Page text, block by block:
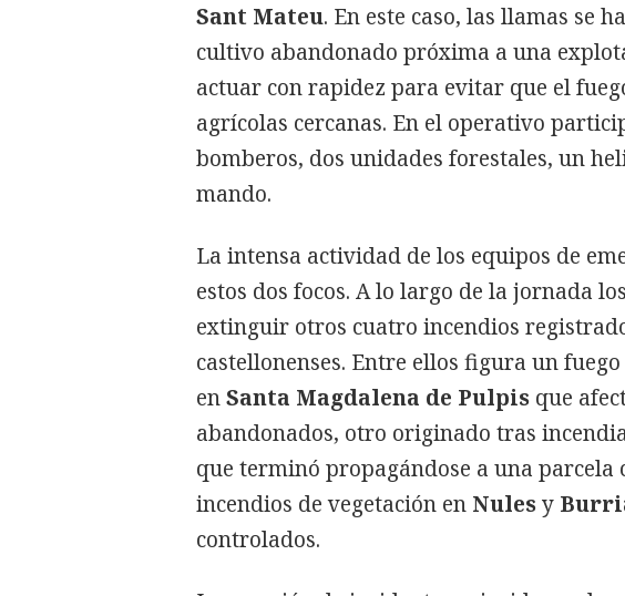
Sant Mateu. En este caso, las llamas se
cultivo abandonado próxima a una
actuar con rapidez para evitar que el
agrícolas cercanas. En el operativo
bomberos, dos unidades forestales, un
mando.
La intensa actividad de los equipos de
estos dos focos. A lo largo de la jornada
extinguir otros cuatro incendios
castellonenses. Entre ellos figura un
enSanta Magdalena de Pulpis que
abandonados, otro originado tras
que terminó propagándose a una parcela
incendios de vegetación en Nulesy
controlados.